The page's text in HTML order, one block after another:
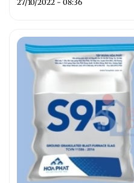
27/10/2022 - 08:36